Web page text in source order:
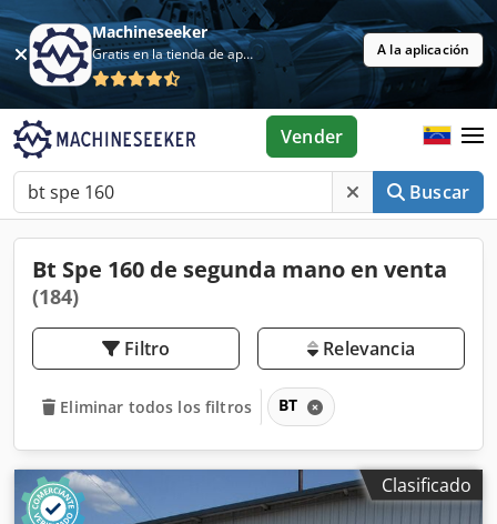
Machineseeker
Gratis en la tienda de aplicaciones A la aplicación
Buscar
Vender
Bt Spe 160 de segunda mano en venta
(184)
Filtro Relevancia
Eliminar todos los filtros BT
Clasificado